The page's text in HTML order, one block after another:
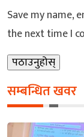
Save my name,
the next time I
सम्बन्धित खवर